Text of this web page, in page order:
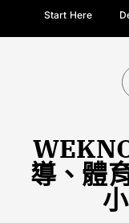
Start Here
導、體